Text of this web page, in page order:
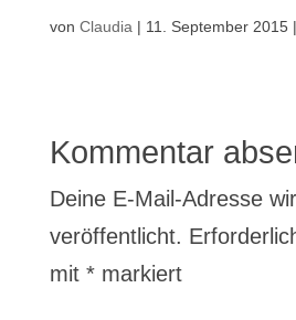
von Claudia | 11. September 2015|
Kommentar
Deine E-Mail-Adresse
veröffentlicht.
mit *markiert